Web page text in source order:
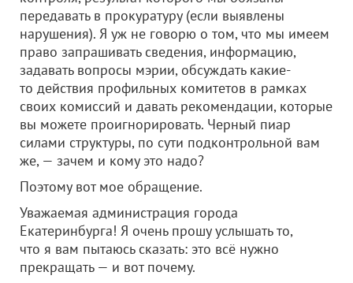
передавать в прокуратуру (если выявлены
нарушения). Я уж не говорю о том, что мы имеем
право запрашивать сведения, информацию,
задавать вопросы мэрии, обсуждать какие-
то действия профильных комитетов в рамках
своих комиссий и давать рекомендации, которые
вы можете проигнорировать. Черный пиар
силами структуры, по сути подконтрольной вам
же, — зачем и кому это надо?
Поэтому вот мое обращение.
Уважаемая администрация города
Екатеринбурга! Я очень прошу услышать то,
что я вам пытаюсь сказать: это всё нужно
прекращать — и вот почему.